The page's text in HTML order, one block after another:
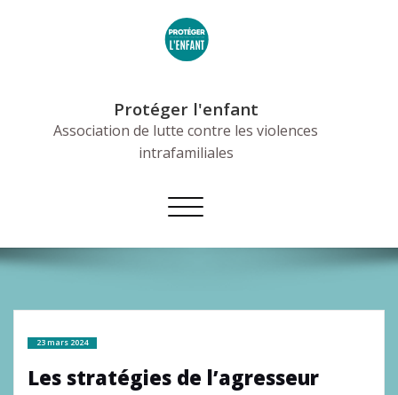
Protéger l'enfant
Association de lutte contre les violences
intrafamiliales
Afficher/masquer
la
23 mars 2024
Les stratégies de l’agresseur